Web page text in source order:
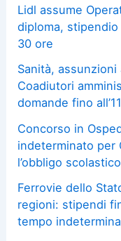
Lidl assume
diploma,
30 ore
Sanità,
Coadiutori
domande fino
Concorso in
indeterminato per
l’obbligo scolastico
Ferrovie dello
regioni: stipendi
tempo